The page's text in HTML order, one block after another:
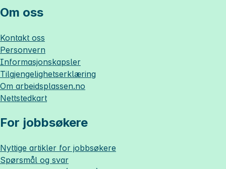
Om oss
Kontakt oss
Personvern
Informasjonskapsler
Tilgjengelighetserklæring
Om arbeidsplassen.no
Nettstedkart
For jobbsøkere
Nyttige artikler for jobbsøkere
Spørsmål og svar